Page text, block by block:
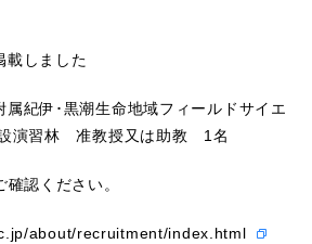
載しました
紀伊･黒潮生命地域フィールドサイエ
演習林 准教授又は助教 1名
認ください。
about/recruitment/index.html